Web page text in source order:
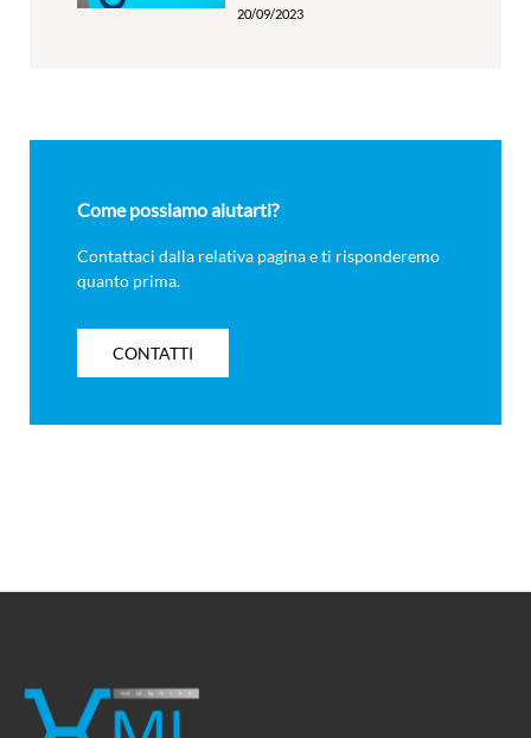
20/09/2023
Come possiamo aiutarti?
Contattaci dalla relativa pagina e ti risponderemo
quanto prima.
CONTATTI